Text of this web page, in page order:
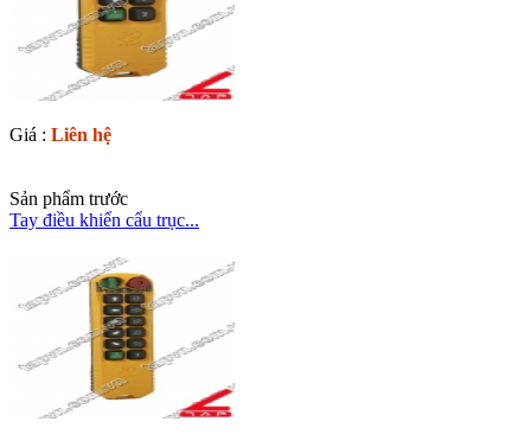
Giá : Liên hệ
Sản phẩm trước
Tay điều khiển cẩu trục...